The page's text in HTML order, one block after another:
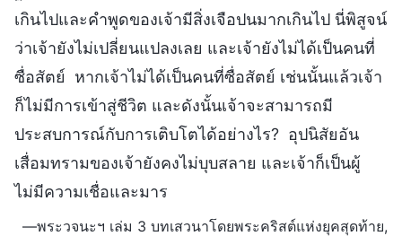
เกินไปและคำพูดของเจ้ามีสิ่งเจือปนมากเกินไป นี่พิสูจน์
ว่าเจ้ายังไม่เปลี่ยนแปลงเลย และเจ้ายังไม่ได้เป็นคนที่
ซื่อสัตย์ หากเจ้าไม่ได้เป็นคนที่ซื่อสัตย์ เช่นนั้นแล้วเจ้า
ก็ไม่มีการเข้าสู่ชีวิต และดังนั้นเจ้าจะสามารถมี
ประสบการณ์กับการเติบโตได้อย่างไร? อุปนิสัยอัน
เสื่อมทรามของเจ้ายังคงไม่บุบสลาย และเจ้าก็เป็นผู้
ไม่มีความเชื่อและมาร
—พระวจนะฯ เล่ม 3 บทเสวนาโดยพระคริสต์แห่งยุคสุดท้าย,